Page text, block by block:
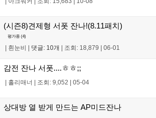
(시즌8)견제형 서폿 잔나!(8.11패치)
평가중 (4)
흰눈비 댓글: 10개 조회: 18,879 06-01
감전 잔나 서폿....ㅎㅎ;;
홀리매너 조회: 9,052 05-04
상대방 열 받게 만드는 AP미드잔나